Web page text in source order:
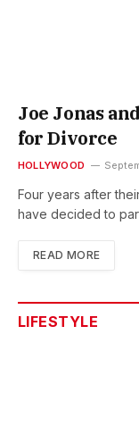
Joe Jonas
for Divorce
HOLLYWOOD
Four years after
have decided to
READ MORE
LIFESTYLE